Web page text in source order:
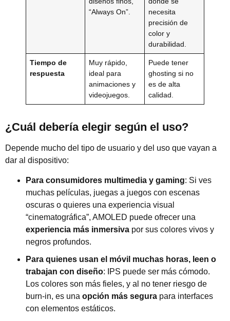
“Always On”.
necesita
precisión de
color y
durabilidad.
Tiempo de
respuesta
Muy rápido,
ideal para
animaciones y
videojuegos.
Puede tener
ghosting si no
es de alta
calidad.
¿Cuál debería elegir según el uso?
Depende mucho del tipo de usuario y del uso que vayan a
dar al dispositivo:
Para consumidores multimedia y gaming: Si ves
muchas películas, juegas a juegos con escenas
oscuras o quieres una experiencia visual
“cinematográfica”, AMOLED puede ofrecer una
experiencia más inmersiva por sus colores vivos y
negros profundos.
Para quienes usan el móvil muchas horas, leen o
trabajan con diseño: IPS puede ser más cómodo.
Los colores son más fieles, y al no tener riesgo de
burn-in, es una opción más segura para interfaces
con elementos estáticos.